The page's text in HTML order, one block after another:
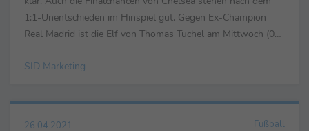
1:1-Unentschieden im Hinspiel gut. Gegen Ex-Champion
Real Madrid ist die Elf von Thomas Tuchel am Mittwoch (05.
SID Marketing
26.04.2021 Fußball